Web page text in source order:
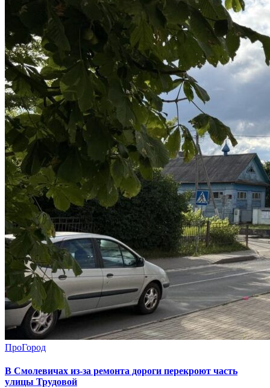
ПроГород
В Смолевичах из-за ремонта дороги перекроют часть
улицы Трудовой